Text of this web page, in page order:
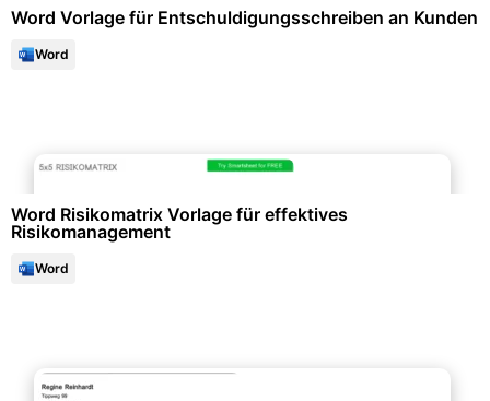
Word Vorlage für Entschuldigungsschreiben an Kunden
Word
Word Risikomatrix Vorlage für effektives
Risikomanagement
Word